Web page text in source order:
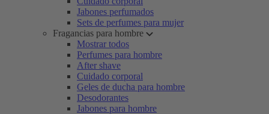
Jabones perfumados
Sets de perfumes para mujer
Fragancias para hombre
Mostrar todos
Perfumes para hombre
After shave
Cuidado corporal
Geles de ducha para hombre
Desodorantes
Jabones para hombre